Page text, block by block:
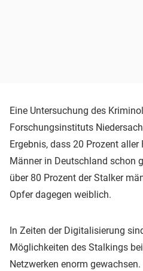
Eine Untersuchung des
Forschungsinstituts
Ergebnis, dass 20 Prozent
Männer in Deutschland schon
über 80 Prozent der Stalker
Opfer dagegen weiblich.
In Zeiten der Digitalisierung
Möglichkeiten des Stalkings
Netzwerken enorm